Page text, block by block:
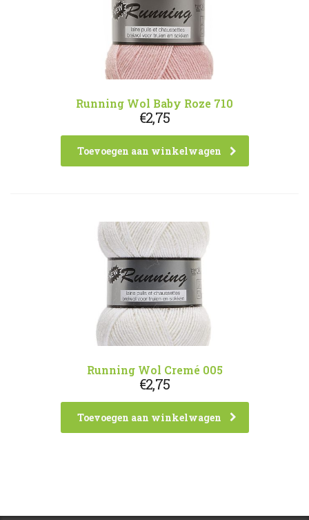
Running Wol Baby Roze 710
€2,75
Toevoegen aan winkelwagen
Running Wol Cremé 005
€2,75
Toevoegen aan winkelwagen